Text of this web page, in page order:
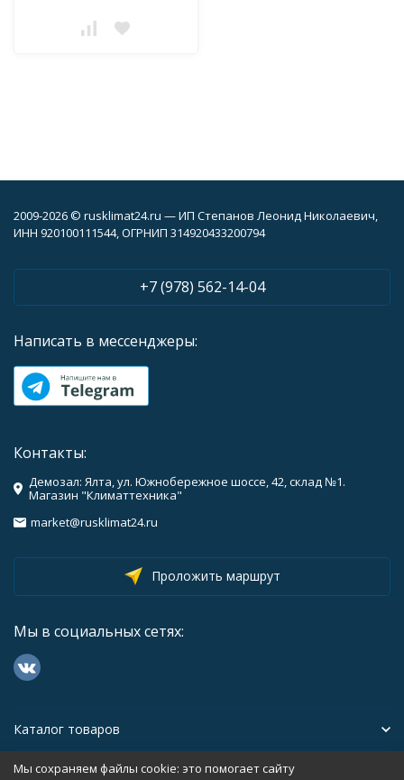
2009-2026 © rusklimat24.ru — ИП Степанов Леонид Николаевич,
ИНН 920100111544, ОГРНИП 314920433200794
+7 (978) 562-14-04
Написать в мессенджеры:
Контакты:
Демозал: Ялта, ул. Южнобережное шоссе, 42, склад №1.
Магазин "Климаттехника"
market@rusklimat24.ru
Проложить маршрут
Мы в социальных сетях:
Каталог товаров
Помощь
Мы сохраняем файлы cookie: это помогает сайту